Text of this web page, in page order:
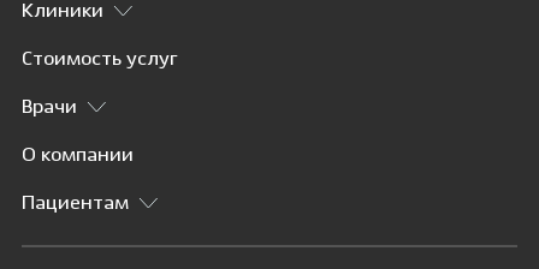
Клиники
Стоимость услуг
Врачи
О компании
Пациентам